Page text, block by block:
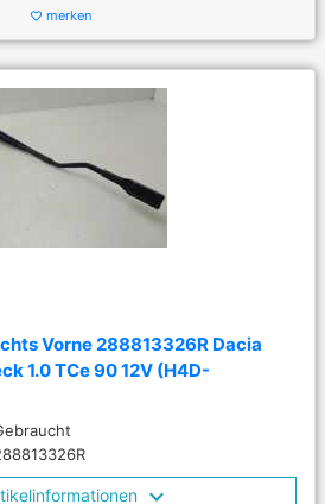
favorite_border merken
Vorne 288813326R Dacia
1.0 TCe 90 12V (H4D-